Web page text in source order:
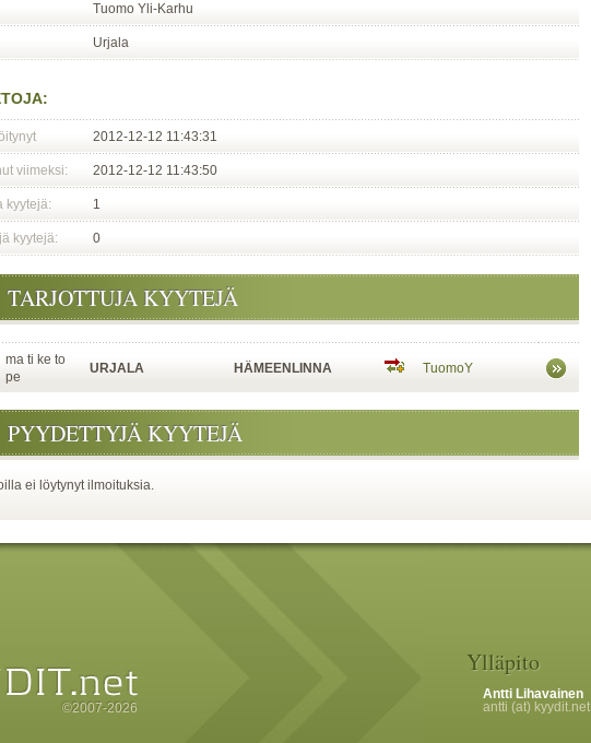
Tuomo Yli-Karhu
Urjala
2012-12-12 11:43:31
viimeksi: 2012-12-12 11:43:50
kyytejä: 1
kyytejä: 0
TARJOTTUJA KYYTEJÄ
ma ti ke to
pe
URJALA HÄMEENLINNA TuomoY
PYYDETTYJÄ KYYTEJÄ
ei löytynyt ilmoituksia.
©2007-2026
Ylläpito
Antti Lihavainen
antti (at) kyydit.net